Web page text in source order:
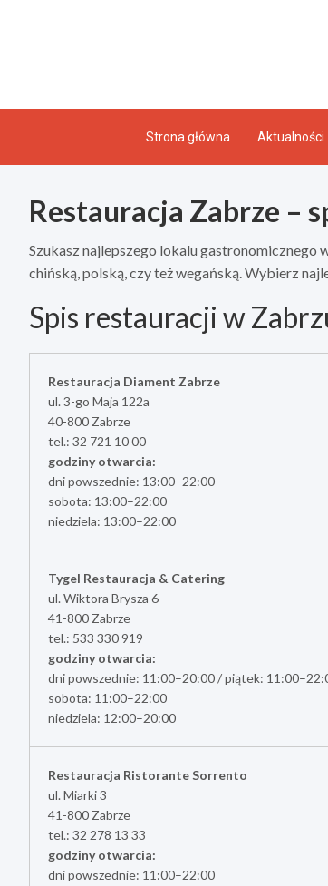
Strona główna Aktualności
Restauracja Zabrze –
Szukasz najlepszego lokalu gastronomicznego
chińską, polską, czy też wegańską. Wybierz
Spis restauracji w
Restauracja Diament Zabrze
ul. 3-go Maja 122a
40-800 Zabrze
tel.: 32 721 10 00
godziny otwarcia:
dni powszednie: 13:00–22:00
sobota: 13:00–22:00
niedziela: 13:00–22:00
Tygel Restauracja & Catering
ul. Wiktora Brysza 6
41-800 Zabrze
tel.: 533 330 919
godziny otwarcia:
dni powszednie: 11:00–20:00 / piątek:
sobota: 11:00–22:00
niedziela: 12:00–20:00
Restauracja Ristorante Sorrento
ul. Miarki 3
41-800 Zabrze
tel.: 32 278 13 33
godziny otwarcia:
dni powszednie: 11:00–22:00